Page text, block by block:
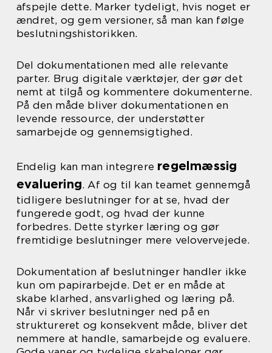
afspejle dette. Marker tydeligt, hvis noget er
ændret, og gem versioner, så man kan følge
beslutningshistorikken.
Del dokumentationen med alle relevante
parter. Brug digitale værktøjer, der gør det
nemt at tilgå og kommentere dokumenterne.
På den måde bliver dokumentationen en
levende ressource, der understøtter
samarbejde og gennemsigtighed.
Endelig kan man integrere regelmæssig
evaluering. Af og til kan teamet gennemgå
tidligere beslutninger for at se, hvad der
fungerede godt, og hvad der kunne
forbedres. Dette styrker læring og gør
fremtidige beslutninger mere velovervejede.
Dokumentation af beslutninger handler ikke
kun om papirarbejde. Det er en måde at
skabe klarhed, ansvarlighed og læring på.
Når vi skriver beslutninger ned på en
struktureret og konsekvent måde, bliver det
nemmere at handle, samarbejde og evaluere.